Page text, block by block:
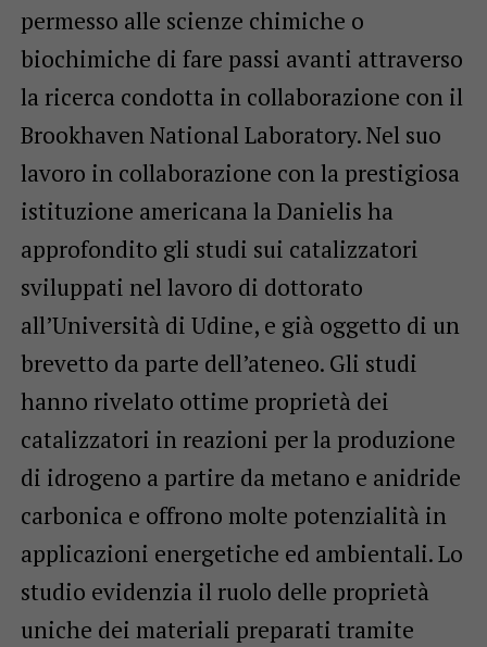
permesso alle scienze chimiche o
biochimiche di fare passi avanti attraverso
la ricerca condotta in collaborazione con il
Brookhaven National Laboratory. Nel suo
lavoro in collaborazione con la prestigiosa
istituzione americana la Danielis ha
approfondito gli studi sui catalizzatori
sviluppati nel lavoro di dottorato
all’Università di Udine, e già oggetto di un
brevetto da parte dell’ateneo. Gli studi
hanno rivelato ottime proprietà dei
catalizzatori in reazioni per la produzione
di idrogeno a partire da metano e anidride
carbonica e offrono molte potenzialità in
applicazioni energetiche ed ambientali. Lo
studio evidenzia il ruolo delle proprietà
uniche dei materiali preparati tramite